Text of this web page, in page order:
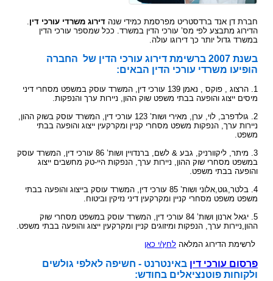
חוק הפיצויים לנפגעי תאונות דרכים
עורך דין תאונת דרכים, עברת תאונה? נשאר לבחור
עו"ד
תקנות פיצויים לנפגעי תאונות דרכים (תשלומים
תכופים)
חוק נפגעי תאונות דרכים (סיוע לבני משפחה)
ייעוץ - עורכי דין
שאלות ותשובות - נזקי גוף
תביעת פיצויים - דוגמאות
פורום אורטופדיה וכירורגיה
עו"ד?
רשלנות רפואית - ניתוחים
רשלנות רפואית בלידה - הריון
תביעת רשלנות רפואית - הריון, לידה
שיתוק מוחין, פיגור שכלי, תביעת רשלנות רפואית
רשלנות רפואית- ניתוח פלסטי קוסמטי
מידע על תביעות רשלנות רפואית
תיעוד חומר רפואי - רשלנות רפואית
חוק זכויות החולה
הקשר בין מחלת הסוכרת לשרות הצבאי
קצין תגמולים - בקשה לעיון נוסף
קצין תגמולים דחה את תביעתך?
נכי צה"ל וחוק הנכים, לאן?
קביעת אחוזי נכות לנפגעי משרד הביטחון - תקנות
נפגעי פעולות איבה - טרור
הלם קרב
קצין תגמולים- מידע משפטי ומדריך להגשת תביעה
מאגר חוקים| דיני צבא
נכי צה"ל - דוגמאות לתביעות נכות
עורכי דין מייעצים- משרד הביטחון, צבא
קטעי עיתונות
בחירת זכויות לפי חוק הביטוח הלאומי או לפי חוק
תביעות תלמידים - תאונות ילדים
תאונות אופניים
תאונות אופנוע - רכב דו גלגלי
תביעת ביטוח בגין נכות מתאונה ומחלוקת בנוגע
לפרשנות חישוב הפיצוי
פגיעות ברחוב - תאונה בשטח ציבורי
רשלנות מקצועית
מין
חוק פיצוי לנפגעי פוליו, התשס"ז-2007
בדיקת החזרי מס
צליפת שוט, פגיעות ראש, זעזוע מוח, פגיעה נפשית
דירוג עורכי דין - פרסום עורכי דין בחינם באינטרנט !
מומחה רפואי - מה תפקידו ?
חברת דן אנד ברדסטריט מפרסמת כמידי שנה דירוג משרדי עורכי דין.
הדירוג מתבצע לפי מס’ עורכי הדין במשרד. ככל שמספר עורכי הדין
במשרד גדול יותר כך דירוגו עולה.
בשנת 2007 ברשימת דירוג עורכי הדין של החברה
הופיעו משרדי עורכי הדין הבאים:
1. הרצוג , פוקס , נאמן 139 עורכי דין, המשרד עוסק במשפט מסחרי דיני
מיסים ייצוג והופעה בבתי משפט שוק ההון, ניירות ערך והנפקות.
2. גולדפרב, לוי, ערן, מאירי ושות’ 123 עורכי דין, המשרד עוסק בשוק ההון,
ניירות ערך, הנפקות משפט מסחרי קניין ומקרקעין ייצוג והופעה בבתי
משפט.
3. מיתר, ליקוורניק, גבע & לשם, ברנדויין ושות’ 86 עורכי דין, המשרד עוסק
במשפט מסחרי שוק ההון, ניירות ערך, הנפקות היי-טק מחשבים ייצוג
והופעה בבתי משפט.
4. בלטר,גוט,אלוני ושות’ 85 עורכי דין, המשרד עוסק בייצוג והופעה בבתי
משפט משפט מסחרי קניין ומקרקעין דיני נזיקין וביטוח.
5. יגאל ארנון ושות’ 84 עורכי דין, המשרד עוסק במשפט מסחרי שוק
ההון,ניירות ערך, הנפקות ומיזוגים קניין ומקרקעין ייצוג והופעה בבתי משפט.
לרשימת הדירוג המלאה לחץ/י כאן
פרסום עורכי דין באינטרנט - חשיפה לאלפי גולשים
ולקוחות פוטנציאלים בחודש: